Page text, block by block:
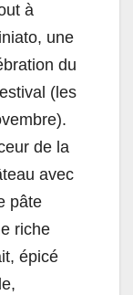
à
une
du
(les
de la
avec
pâte
riche
épicé